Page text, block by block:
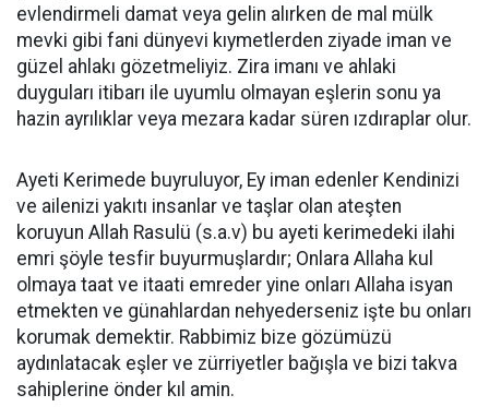
evlendirmeli damat veya gelin alırken de mal mülk
mevki gibi fani dünyevi kıymetlerden ziyade iman ve
güzel ahlakı gözetmeliyiz. Zira imanı ve ahlaki
duyguları itibarı ile uyumlu olmayan eşlerin sonu ya
hazin ayrılıklar veya mezara kadar süren ızdıraplar olur.
Ayeti Kerimede buyruluyor, Ey iman edenler Kendinizi
ve ailenizi yakıtı insanlar ve taşlar olan ateşten
koruyun Allah Rasulü (s.a.v) bu ayeti kerimedeki ilahi
emri şöyle tesfir buyurmuşlardır; Onlara Allaha kul
olmaya taat ve itaati emreder yine onları Allaha isyan
etmekten ve günahlardan nehyederseniz işte bu onları
korumak demektir. Rabbimiz bize gözümüzü
aydınlatacak eşler ve zürriyetler bağışla ve bizi takva
sahiplerine önder kıl amin.